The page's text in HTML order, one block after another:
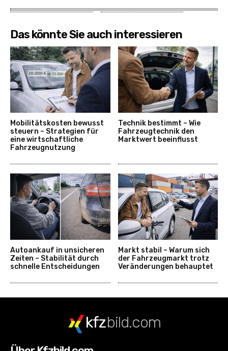
Das könnte Sie auch interessieren
Mobilitätskosten bewusst
steuern – Strategien für
eine wirtschaftliche
Fahrzeugnutzung
Technik bestimmt – Wie
Fahrzeugtechnik den
Marktwert beeinflusst
Autoankauf in unsicheren
Zeiten – Stabilität durch
schnelle Entscheidungen
Markt stabil – Warum sich
der Fahrzeugmarkt trotz
Veränderungen behauptet
kfzbild.com